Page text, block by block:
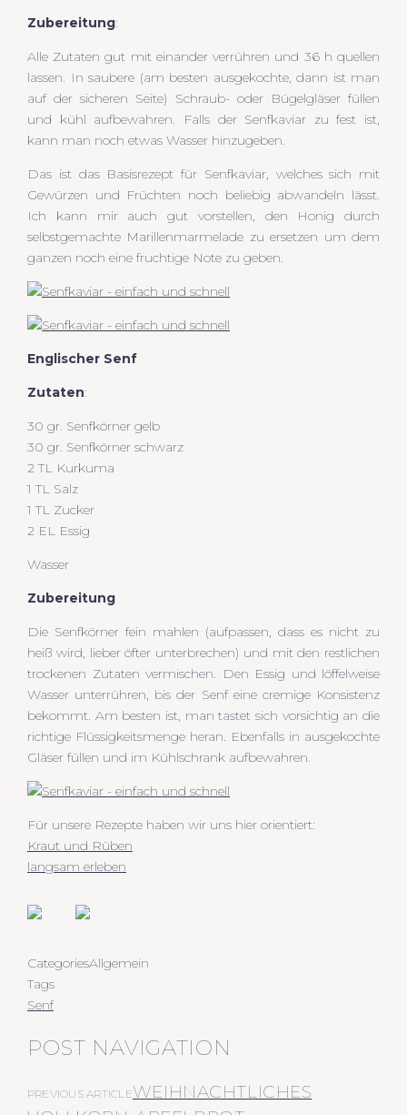
Zubereitung:
Alle Zutaten gut mit einander verrühren und 36 h quellen
lassen. In saubere (am besten ausgekochte, dann ist man
auf der sicheren Seite) Schraub- oder Bügelgläser füllen
und kühl aufbewahren. Falls der Senfkaviar zu fest ist,
kann man noch etwas Wasser hinzugeben.
Das ist das Basisrezept für Senfkaviar, welches sich mit
Gewürzen und Früchten noch beliebig abwandeln lässt.
Ich kann mir auch gut vorstellen, den Honig durch
selbstgemachte Marillenmarmelade zu ersetzen um dem
ganzen noch eine fruchtige Note zu geben.
Englischer Senf
Zutaten:
30 gr. Senfkörner gelb
30 gr. Senfkörner schwarz
2 TL Kurkuma
1 TL Salz
1 TL Zucker
2 EL Essig
Wasser
Zubereitung
Die Senfkörner fein mahlen (aufpassen, dass es nicht zu
heiß wird, lieber öfter unterbrechen) und mit den restlichen
trockenen Zutaten vermischen. Den Essig und löffelweise
Wasser unterrühren, bis der Senf eine cremige Konsistenz
bekommt. Am besten ist, man tastet sich vorsichtig an die
richtige Flüssigkeitsmenge heran. Ebenfalls in ausgekochte
Gläser füllen und im Kühlschrank aufbewahren.
Für unsere Rezepte haben wir uns hier orientiert:
Kraut und Rüben
langsam erleben
CategoriesAllgemein
Tags
Senf
POST NAVIGATION
PREVIOUS ARTICLEWEIHNACHTLICHES